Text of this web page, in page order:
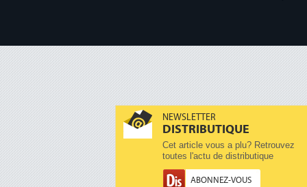
NEWSLETTER
DISTRIBUTIQUE
Cet article vous a plu? Retrouvez
toutes l'actu de distributique
ABONNEZ-VOUS